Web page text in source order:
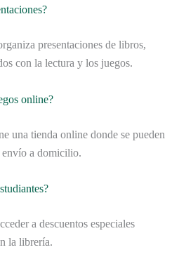
presentaciones de libros,
con la lectura y los juegos.
online?
una tienda online donde se pueden
a domicilio.
a descuentos especiales
la librería.